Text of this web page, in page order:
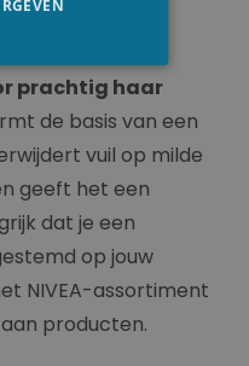
prachtig haar
de basis van een
vuil op milde
geeft het een
dat je een
op jouw
NIVEA-assortiment
producten.